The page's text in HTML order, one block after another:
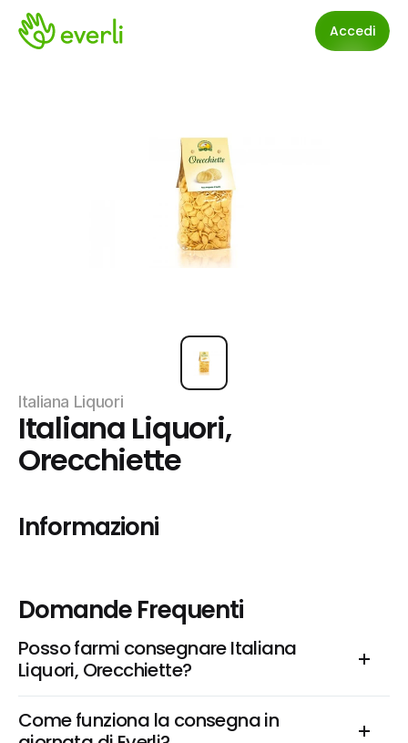
Accedi
Italiana Liquori
Italiana Liquori,
Orecchiette
Informazioni
Domande Frequenti
Posso farmi consegnare Italiana
Liquori, Orecchiette?
Come funziona la consegna in